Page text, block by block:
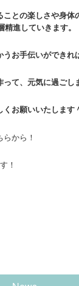
との楽しさや身体
進していきます。
お手伝いができれ
て、元気に過ごし
お願いいたします
から！
！